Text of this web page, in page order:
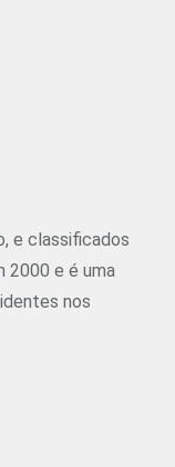
e classificados
2000 e é uma
nos